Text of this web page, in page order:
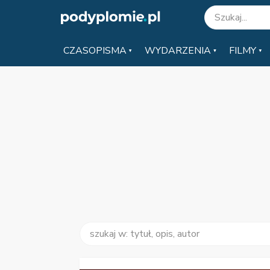
CZASOPISMA WYDARZENIA FILMY